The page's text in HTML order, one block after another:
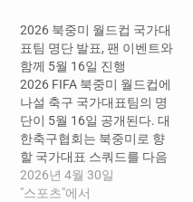
2026 북중미 월드컵 국가대
표팀 명단 발표, 팬 이벤트와
함께 5월 16일 진행
2026 FIFA 북중미 월드컵에
나설 축구 국가대표팀의 명
단이 5월 16일 공개된다. 대
한축구협회는 북중미로 향
할 국가대표 스쿼드를 다음
달 16일 발표한다고 밝혔다.
국가대표팀 명단 발표 기자
2026년 4월 30일
"스포츠"에서